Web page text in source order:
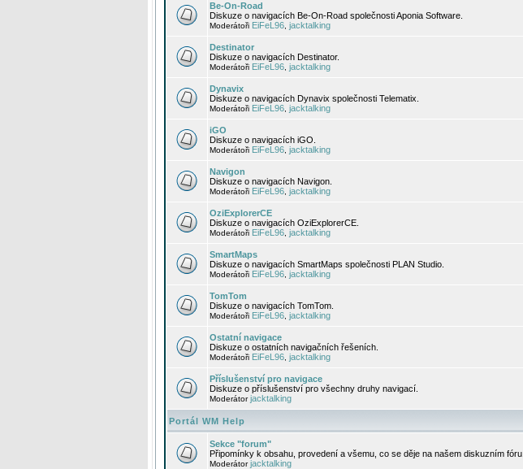
Be-On-Road
Diskuze o navigacích Be-On-Road společnosti Aponia Software.
Moderátoři EiFeL96 jacktalking
Destinator
Diskuze o navigacích Destinator.
Moderátoři EiFeL96 jacktalking
Dynavix
Diskuze o navigacích Dynavix společnosti Telematix.
Moderátoři EiFeL96 jacktalking
iGO
Diskuze o navigacích iGO.
Moderátoři EiFeL96 jacktalking
Navigon
Diskuze o navigacích Navigon.
Moderátoři EiFeL96 jacktalking
OziExplorerCE
Diskuze o navigacích OziExplorerCE.
Moderátoři EiFeL96 jacktalking
SmartMaps
Diskuze o navigacích SmartMaps společnosti PLAN Studio.
Moderátoři EiFeL96 jacktalking
TomTom
Diskuze o navigacích TomTom.
Moderátoři EiFeL96 jacktalking
Ostatní navigace
Diskuze o ostatních navigačních řešeních.
Moderátoři EiFeL96 jacktalking
Příslušenství pro navigace
Diskuze o příslušenství pro všechny druhy navigací.
Moderátorjacktalking
Portál WM Help
Sekce "forum"
Připomínky k obsahu, provedení a všemu, co se děje na našem diskuzním fóru.
Moderátorjacktalking